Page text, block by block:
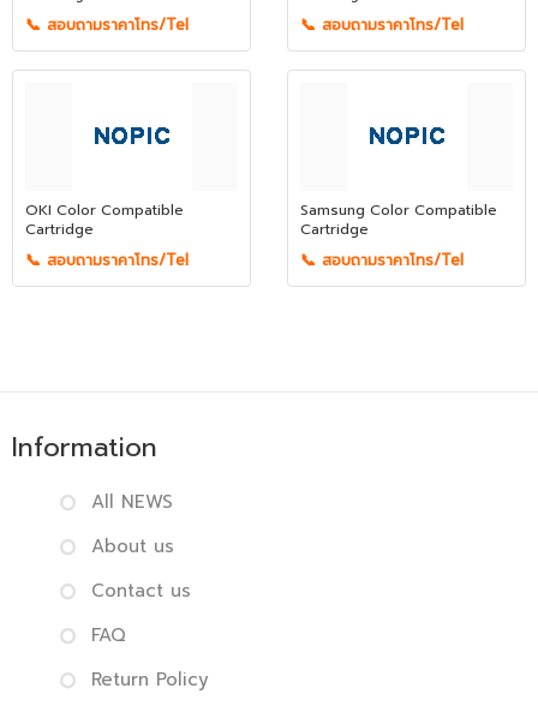
📞 สอบถามราคาโทร/Tel 📞 สอบถามราคาโทร/Tel
OKI Color Compatible
Cartridge
📞 สอบถามราคาโทร/Tel
Samsung Color Compatible
Cartridge
📞 สอบถามราคาโทร/Tel
Information
All NEWS
About us
Contact us
FAQ
Return Policy